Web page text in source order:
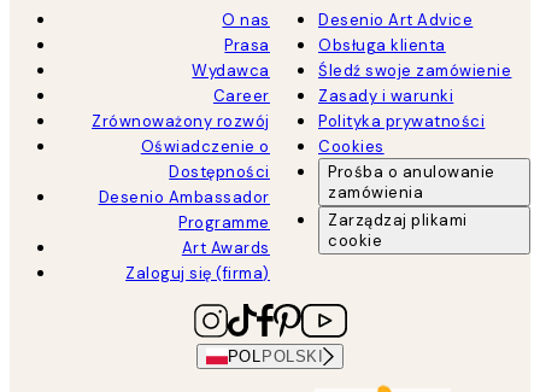
O nas
Prasa
Wydawca
Career
Zrównoważony rozwój
Oświadczenie o
Dostępności
Desenio Ambassador
Programme
Art Awards
Zaloguj się (firma)
Desenio Art Advice
Obsługa klienta
Śledź swoje zamówienie
Zasady i warunki
Polityka prywatności
Cookies
Prośba o anulowanie
zamówienia
Zarządzaj plikami
cookie
POL POLSKI